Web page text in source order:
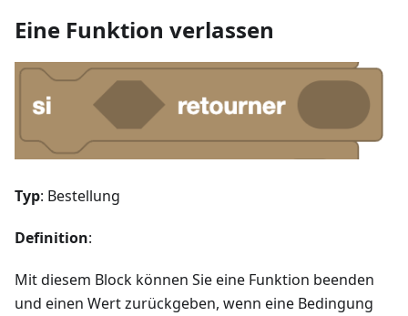
Eine Funktion verlassen
Typ: Bestellung
Definition:
Mit diesem Block können Sie eine Funktion beenden
und einen Wert zurückgeben, wenn eine Bedingung